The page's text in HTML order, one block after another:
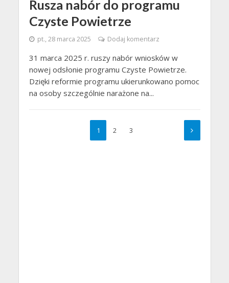
Rusza nabór do programu
Czyste Powietrze
pt., 28 marca 2025 Dodaj komentarz
31 marca 2025 r. ruszy nabór wniosków w
nowej odsłonie programu Czyste Powietrze.
Dzięki reformie programu ukierunkowano pomoc
na osoby szczególnie narażone na...
1 2 3